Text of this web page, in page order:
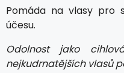
Pomáda na vlasy pro
účesu.
Odolnost jako
nejkudrnatějších vlasů